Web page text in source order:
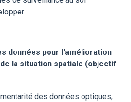
données pour l'amélioration
la situation spatiale (objectif
des données optiques,